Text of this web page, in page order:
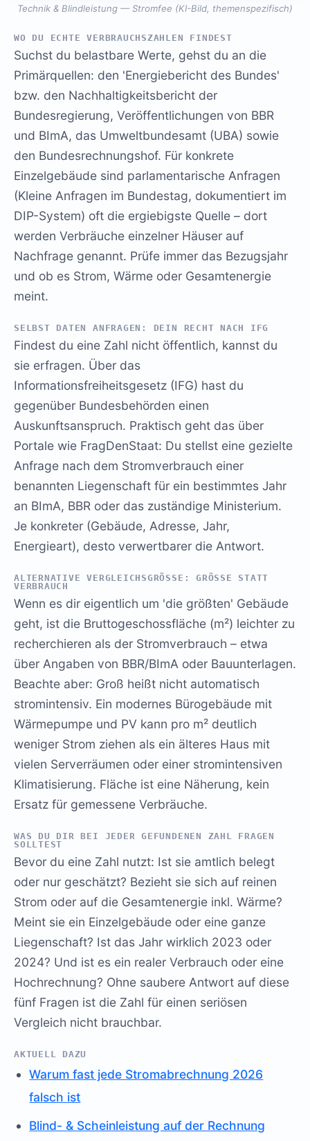
Technik & Blindleistung — Stromfee (KI-Bild, themenspezifisch)
WO DU ECHTE VERBRAUCHSZAHLEN FINDEST
Suchst du belastbare Werte, gehst du an die
Primärquellen: den 'Energiebericht des Bundes'
bzw. den Nachhaltigkeitsbericht der
Bundesregierung, Veröffentlichungen von BBR
und BImA, das Umweltbundesamt (UBA) sowie
den Bundesrechnungshof. Für konkrete
Einzelgebäude sind parlamentarische Anfragen
(Kleine Anfragen im Bundestag, dokumentiert im
DIP-System) oft die ergiebigste Quelle – dort
werden Verbräuche einzelner Häuser auf
Nachfrage genannt. Prüfe immer das Bezugsjahr
und ob es Strom, Wärme oder Gesamtenergie
meint.
SELBST DATEN ANFRAGEN: DEIN RECHT NACH IFG
Findest du eine Zahl nicht öffentlich, kannst du
sie erfragen. Über das
Informationsfreiheitsgesetz (IFG) hast du
gegenüber Bundesbehörden einen
Auskunftsanspruch. Praktisch geht das über
Portale wie FragDenStaat: Du stellst eine gezielte
Anfrage nach dem Stromverbrauch einer
benannten Liegenschaft für ein bestimmtes Jahr
an BImA, BBR oder das zuständige Ministerium.
Je konkreter (Gebäude, Adresse, Jahr,
Energieart), desto verwertbarer die Antwort.
ALTERNATIVE VERGLEICHSGRÖSSE: GRÖSSE STATT VE
RBRAUCH
Wenn es dir eigentlich um 'die größten' Gebäude
geht, ist die Bruttogeschossfläche (m²) leichter zu
recherchieren als der Stromverbrauch – etwa
über Angaben von BBR/BImA oder Bauunterlagen.
Beachte aber: Groß heißt nicht automatisch
stromintensiv. Ein modernes Bürogebäude mit
Wärmepumpe und PV kann pro m² deutlich
weniger Strom ziehen als ein älteres Haus mit
vielen Serverräumen oder einer stromintensiven
Klimatisierung. Fläche ist eine Näherung, kein
Ersatz für gemessene Verbräuche.
WAS DU DIR BEI JEDER GEFUNDENEN ZAHL FRAGEN
SOLLTEST
Bevor du eine Zahl nutzt: Ist sie amtlich belegt
oder nur geschätzt? Bezieht sie sich auf reinen
Strom oder auf die Gesamtenergie inkl. Wärme?
Meint sie ein Einzelgebäude oder eine ganze
Liegenschaft? Ist das Jahr wirklich 2023 oder
2024? Und ist es ein realer Verbrauch oder eine
Hochrechnung? Ohne saubere Antwort auf diese
fünf Fragen ist die Zahl für einen seriösen
Vergleich nicht brauchbar.
AKTUELL DAZU
Warum fast jede Stromabrechnung 2026
falsch ist
Blind- & Scheinleistung auf der Rechnung